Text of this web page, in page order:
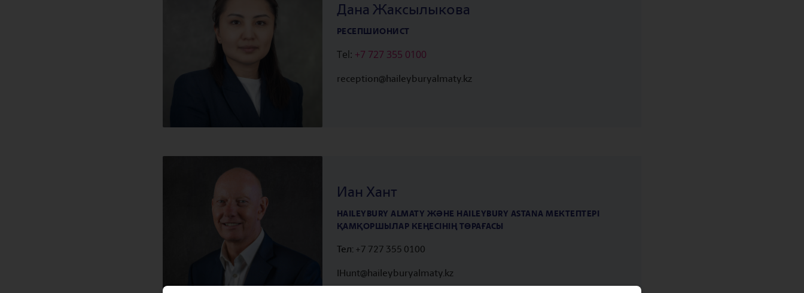
Дана Жаксылыкова
РЕСЕПШИОНИСТ
Tel: +7 727 355 0100
reception@haileyburyalmaty.kz
Иан Хант
HAILEYBURY ALMATY ЖӘНЕ HAILEYBURY ASTANA МЕКТЕПТЕРІ
ҚАМҚОРШЫЛАР КЕҢЕСІНІҢ ТӨРАҒАСЫ
Тел: +7 727 355 0100
IHunt@haileyburyalmaty.kz